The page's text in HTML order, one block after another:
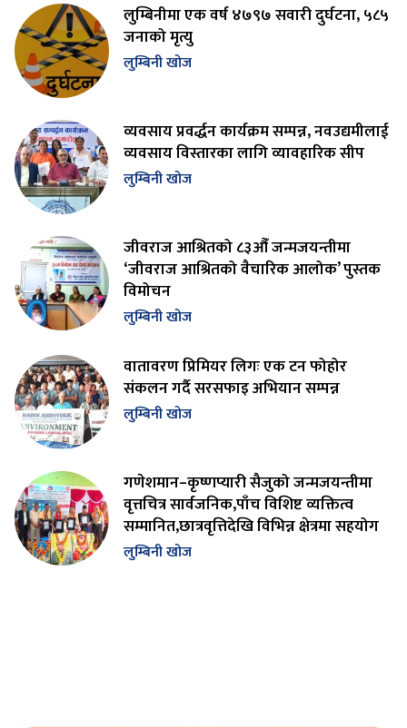
लुम्बिनीमा एक वर्ष ४७९७ सवारी दुर्घटना, ५८५
जनाको मृत्यु
लुम्बिनी खोज
व्यवसाय प्रवर्द्धन कार्यक्रम सम्पन्न, नवउद्यमीलाई
व्यवसाय विस्तारका लागि व्यावहारिक सीप
लुम्बिनी खोज
जीवराज आश्रितको ८३औँ जन्मजयन्तीमा
‘जीवराज आश्रितको वैचारिक आलोक’ पुस्तक
विमोचन
लुम्बिनी खोज
वातावरण प्रिमियर लिगः एक टन फोहोर
संकलन गर्दै सरसफाइ अभियान सम्पन्न
लुम्बिनी खोज
गणेशमान–कृष्णप्यारी सैजुको जन्मजयन्तीमा
वृत्तचित्र सार्वजनिक,पाँच विशिष्ट व्यक्तित्व
सम्मानित,छात्रवृत्तिदेखि विभिन्न क्षेत्रमा सहयोग
लुम्बिनी खोज